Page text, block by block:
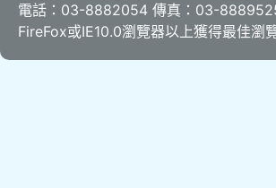
電話：03-8882054 傳真：03-
FireFox或IE10.0瀏覽器以上獲得最佳瀏